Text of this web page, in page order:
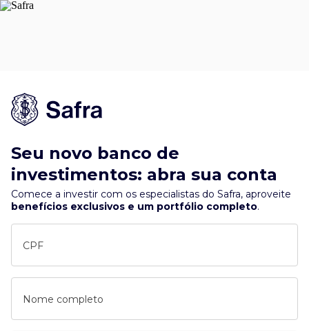
Seu novo banco de
investimentos: abra sua conta
Comece a investir com os especialistas do Safra, aproveite
benefícios exclusivos e um portfólio completo.
CPF
Nome completo